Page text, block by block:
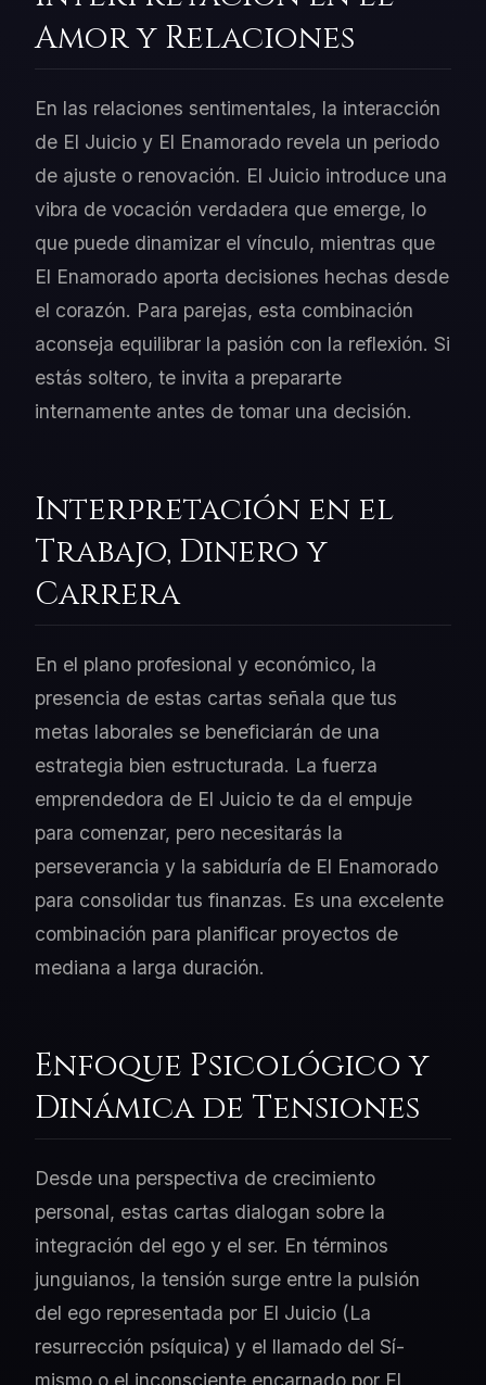
Amor y Relaciones
En las relaciones sentimentales, la interacción
de El Juicio y El Enamorado revela un periodo
de ajuste o renovación. El Juicio introduce una
vibra de vocación verdadera que emerge, lo
que puede dinamizar el vínculo, mientras que
El Enamorado aporta decisiones hechas desde
el corazón. Para parejas, esta combinación
aconseja equilibrar la pasión con la reflexión. Si
estás soltero, te invita a prepararte
internamente antes de tomar una decisión.
Interpretación en el
Trabajo, Dinero y
Carrera
En el plano profesional y económico, la
presencia de estas cartas señala que tus
metas laborales se beneficiarán de una
estrategia bien estructurada. La fuerza
emprendedora de El Juicio te da el empuje
para comenzar, pero necesitarás la
perseverancia y la sabiduría de El Enamorado
para consolidar tus finanzas. Es una excelente
combinación para planificar proyectos de
mediana a larga duración.
Enfoque Psicológico y
Dinámica de Tensiones
Desde una perspectiva de crecimiento
personal, estas cartas dialogan sobre la
integración del ego y el ser. En términos
junguianos, la tensión surge entre la pulsión
del ego representada por El Juicio (La
resurrección psíquica) y el llamado del Sí-